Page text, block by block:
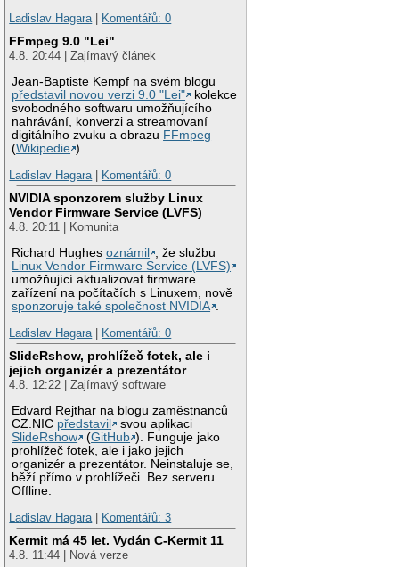
Ladislav Hagara
Komentářů: 0
FFmpeg 9.0 "Lei"
4.8. 20:44 | Zajímavý článek
Jean-Baptiste Kempf na svém blogu
představil novou verzi 9.0 "Lei"
kolekce
svobodného softwaru umožňujícího
nahrávání, konverzi a streamovaní
digitálního zvuku a obrazu FFmpeg
(Wikipedie ).
Ladislav Hagara
Komentářů: 0
NVIDIA sponzorem služby Linux
Vendor Firmware Service (LVFS)
4.8. 20:11 | Komunita
Richard Hughesoznámil
, že službu
Linux Vendor Firmware Service (LVFS)
umožňující aktualizovat firmware
zařízení na počítačích s Linuxem, nově
sponzoruje také společnost NVIDIA .
Ladislav Hagara | Komentářů: 0
SlideRshow, prohlížeč fotek, ale i
jejich organizér a prezentátor
4.8. 12:22 | Zajímavý software
Edvard Rejthar na blogu zaměstnanců
CZ.NIC představil
svou aplikaci
SlideRshow
(GitHub ). Funguje jako
prohlížeč fotek, ale i jako jejich
organizér a prezentátor. Neinstaluje se,
běží přímo v prohlížeči. Bez serveru.
Offline.
Ladislav Hagara | Komentářů: 3
Kermit má 45 let. Vydán C-Kermit 11
4.8. 11:44 | Nová verze